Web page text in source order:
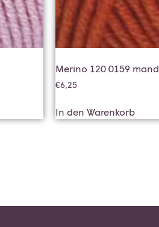
Merino 120 0159
€6,25
In den Warenkorb